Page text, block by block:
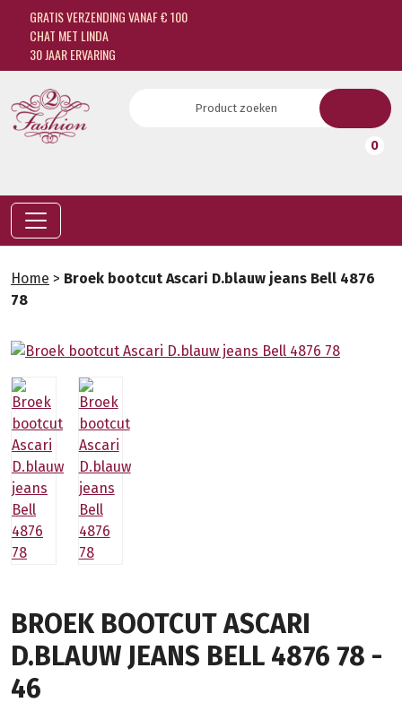
GRATIS VERZENDING VANAF € 100
CHAT MET LINDA
30 JAAR ERVARING
0
Home > Broek bootcut Ascari D.blauw jeans Bell 4876
78
BROEK BOOTCUT ASCARI
D.BLAUW JEANS BELL 4876 78 -
46